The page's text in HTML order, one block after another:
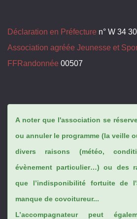
Déclaration en Préfecture n° W 34
Association agréée Jeunesse et
FFRandonnée 00507
A noter que l'association se
ou annuler le programme (la veille
divers raisons (météo,
évènement particulier…) ou des
que l’indisponibilité fortuite de
manque de covoitureur...
L’accompagnateur peut